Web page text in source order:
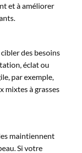
et à améliorer
des besoins
éclat ou
par exemple,
mixtes à grasses
maintiennent
Si votre